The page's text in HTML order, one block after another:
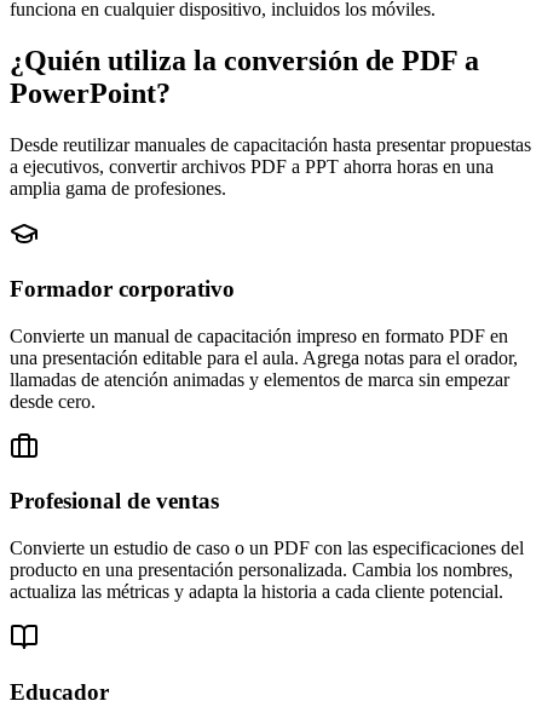
funciona en cualquier dispositivo, incluidos los móviles.
¿Quién utiliza la conversión de PDF a
PowerPoint?
Desde reutilizar manuales de capacitación hasta presentar propuestas
a ejecutivos, convertir archivos PDF a PPT ahorra horas en una
amplia gama de profesiones.
Formador corporativo
Convierte un manual de capacitación impreso en formato PDF en
una presentación editable para el aula. Agrega notas para el orador,
llamadas de atención animadas y elementos de marca sin empezar
desde cero.
Profesional de ventas
Convierte un estudio de caso o un PDF con las especificaciones del
producto en una presentación personalizada. Cambia los nombres,
actualiza las métricas y adapta la historia a cada cliente potencial.
Educador